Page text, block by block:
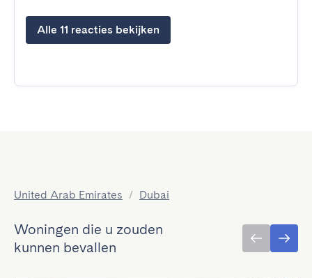
Alle 11 reacties bekijken
United Arab Emirates / Dubai
Woningen die u zouden
kunnen bevallen